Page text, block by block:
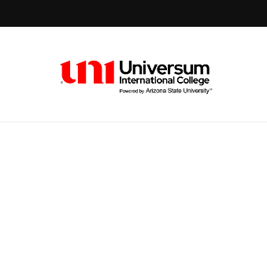
Universum University